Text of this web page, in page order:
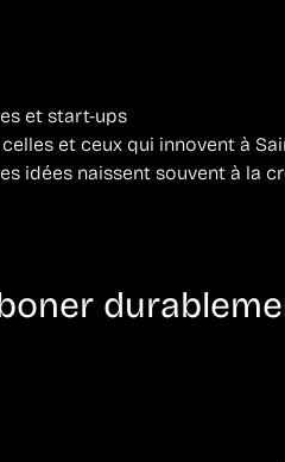
et start-ups
celles et ceux qui innovent à
idées naissent souvent à la